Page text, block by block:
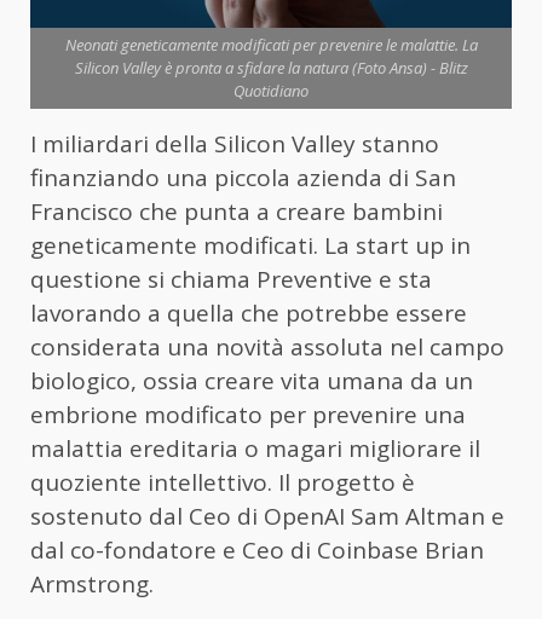
Neonati geneticamente modificati per prevenire le malattie. La
Silicon Valley è pronta a sfidare la natura (Foto Ansa) - Blitz
Quotidiano
I miliardari della Silicon Valley stanno
finanziando una piccola azienda di San
Francisco che punta a creare bambini
geneticamente modificati. La start up in
questione si chiama Preventive e sta
lavorando a quella che potrebbe essere
considerata una novità assoluta nel campo
biologico, ossia creare vita umana da un
embrione modificato per prevenire una
malattia ereditaria o magari migliorare il
quoziente intellettivo. Il progetto è
sostenuto dal Ceo di OpenAI Sam Altman e
dal co-fondatore e Ceo di Coinbase Brian
Armstrong.